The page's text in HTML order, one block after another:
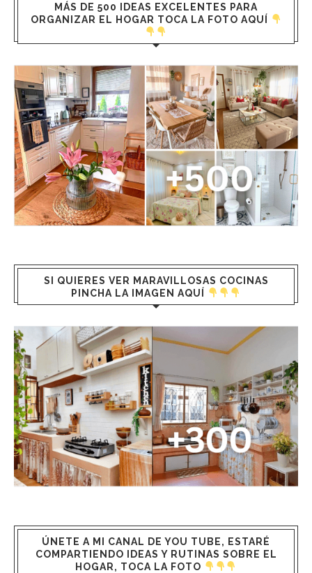
MÁS DE 500 IDEAS EXCELENTES PARA
ORGANIZAR EL HOGAR TOCA LA FOTO AQUÍ
SI QUIERES VER MARAVILLOSAS COCINAS
PINCHA LA IMAGEN AQUÍ
ÚNETE A MI CANAL DE YOU TUBE, ESTARÉ
COMPARTIENDO IDEAS Y RUTINAS SOBRE EL
HOGAR, TOCA LA FOTO